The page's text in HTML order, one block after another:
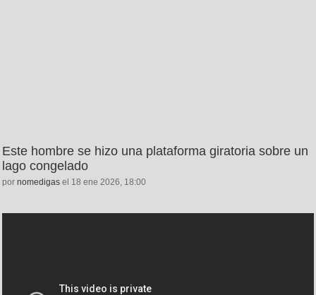
Este hombre se hizo una plataforma giratoria sobre un
lago congelado
por nomedigas el 18 ene 2026, 18:00